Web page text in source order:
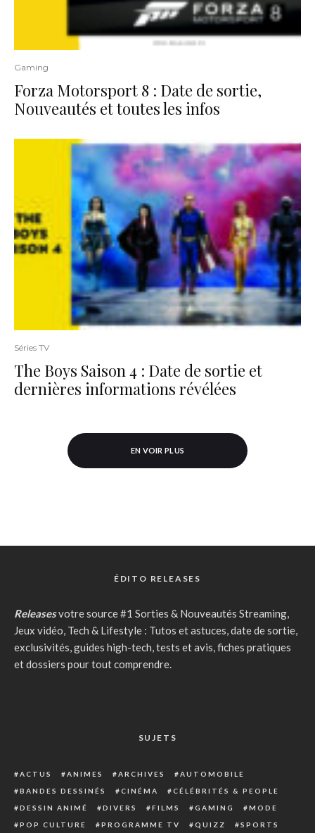
Gaming
Forza Motorsport 8 : Date de sortie,
Nouveautés et toutes les infos
Séries TV
The Boys Saison 4 : Date de sortie et
dernières informations révélées
EN VOIR PLUS
ÉDITO RELEASES
Releasesvotre source #1 Sorties & Nouveautés Streaming,
Jeux vidéo, Tech & Lifestyle : Tutos et astuces, date de sortie,
exclusivités, guides high-tech, tests et avis, fiches pratiques
et dossiers pour tout comprendre.
SUJETS
ACTUS ANIMES ARCHIVES
AUTOMOBILE
BANDES DESSINÉS
CINÉMA
CÉLÉBRITÉS & PEOPLE
DESSIN ANIMÉ
DIVERS FILMS GAMING
MODE
POP CULTURE
PROGRAMME TV QUIZZ
SPORTS